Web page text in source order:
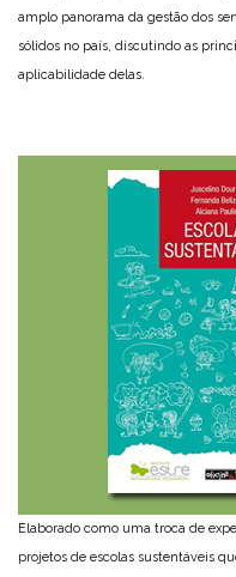
amplo panorama da gestão dos
sólidos no país, discutindo as
aplicabilidade delas.
Elaborado como uma troca de
projetos de escolas sustentáveis